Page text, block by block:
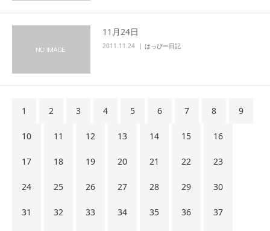
11月24日
2011.11.24 はっぴー日記
1 2 3 4 5 6 7 8 9
10 11 12 13 14 15 16
17 18 19 20 21 22 23
24 25 26 27 28 29 30
31 32 33 34 35 36 37